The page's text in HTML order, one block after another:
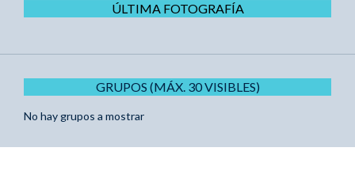
ÚLTIMA FOTOGRAFÍA
GRUPOS (MÁX. 30 VISIBLES)
No hay grupos a mostrar